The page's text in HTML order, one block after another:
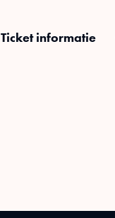
Ticket informatie